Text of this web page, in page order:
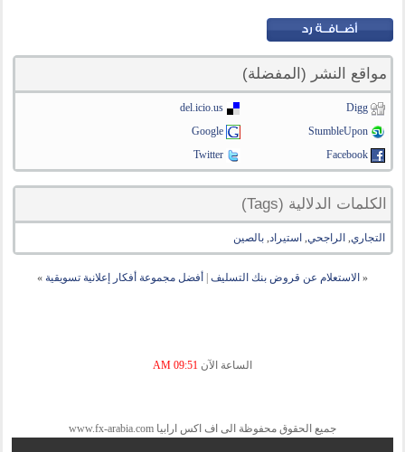
مواقع النشر (المفضلة)
Digg
del.icio.us
StumbleUpon
Google
Facebook
Twitter
الكلمات الدلالية (Tags)
التجاري, الراجحي, استيراد,بالصين
« الاستعلام عن قروض بنك التسليف أفضل مجموعة أفكار إعلانية تسويقية »
الساعة الآن 09:51 AM
جميع الحقوق محفوظة الى اف اكس ارابيا www.fx-arabia.com